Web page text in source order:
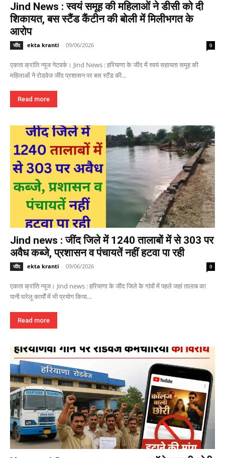
Jind News : स्वयं समूह की महिलाओं ने डीसी को दी
शिकायत, बस स्टैंड कैंटीन की बोली में मिलीभगत के
आरोप
जींद ekta kranti - 09/06/2026 0
एकता क्रांति न्यूज नेटवर्क। Jind News : हरियाणा के जींद में स्वयं सहायता समूह की
महिलाओं ने रोडवेज जींद प्रशासन पर बस स्टैंड की...
Read more
Jind news : जींद जिले में 1240 तालाबों में से 303 पर
अवैध कब्जे, प्रशासन व पंचायतें नहीं हटवा पा रही
जींद ekta kranti - 09/06/2026 0
एकता क्रांति न्यूज। Jind news : हरियाणा के जींद जिले के गांवों में पहले जहां तालाब का
पानी घरेलू कार्यों में भी प्रयोग किया...
Read more